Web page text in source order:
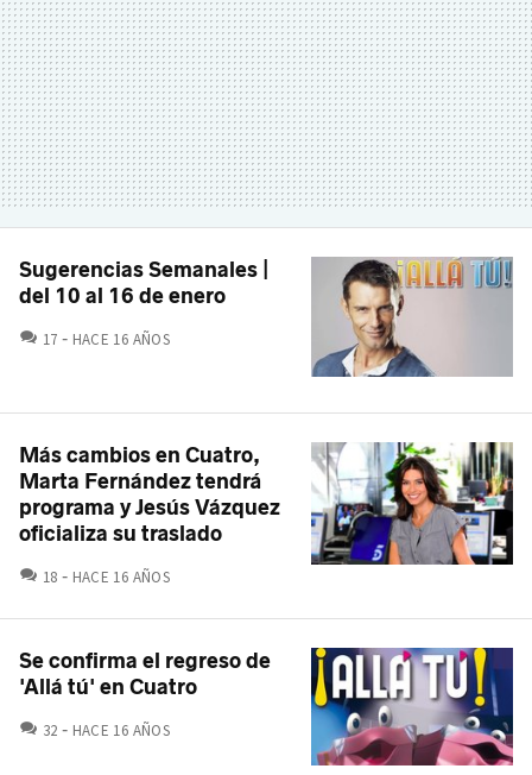
Sugerencias Semanales |
del 10 al 16 de enero
17 COMENTARIOS
HACE 16 AÑOS
Más cambios en Cuatro,
Marta Fernández tendrá
programa y Jesús Vázquez
oficializa su traslado
18 COMENTARIOS
HACE 16 AÑOS
Se confirma el regreso de
'Allá tú' en Cuatro
32 COMENTARIOS
HACE 16 AÑOS